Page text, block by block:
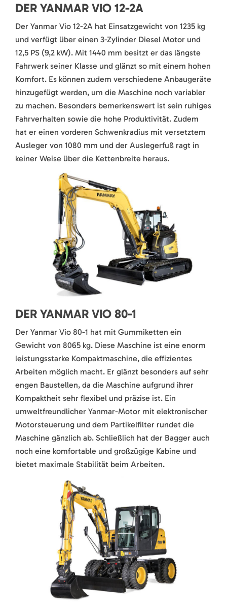
DER YANMAR VIO 12-2A
Der Yanmar Vio 12-2A hat Einsatzgewicht von 1235 kg
und verfügt über einen 3-Zylinder Diesel Motor und
12,5 PS (9,2 kW). Mit 1440 mm besitzt er das längste
Fahrwerk seiner Klasse und glänzt so mit einem hohen
Komfort. Es können zudem verschiedene Anbaugeräte
hinzugefügt werden, um die Maschine noch variabler
zu machen. Besonders bemerkenswert ist sein ruhiges
Fahrverhalten sowie die hohe Produktivität. Zudem
hat er einen vorderen Schwenkradius mit versetztem
Ausleger von 1080 mm und der Auslegerfuß ragt in
keiner Weise über die Kettenbreite heraus.
DER YANMAR VIO 80-1
Der Yanmar Vio 80-1 hat mit Gummiketten ein
Gewicht von 8065 kg. Diese Maschine ist eine enorm
leistungsstarke Kompaktmaschine, die effizientes
Arbeiten möglich macht. Er glänzt besonders auf sehr
engen Baustellen, da die Maschine aufgrund ihrer
Kompaktheit sehr flexibel und präzise ist. Ein
umweltfreundlicher Yanmar-Motor mit elektronischer
Motorsteuerung und dem Partikelfilter rundet die
Maschine gänzlich ab. Schließlich hat der Bagger auch
noch eine komfortable und großzügige Kabine und
bietet maximale Stabilität beim Arbeiten.